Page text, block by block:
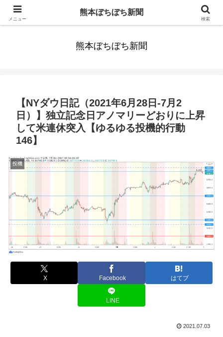
みんなまだ気づかずすごしていたんだわ。ずっといっしょに歩いてゆけるっ
熊本ぼちぼち新聞
【NYダウ日記（2021年6月28日-7月2
日）】独立記念日アノマリーどおりに上昇
して米連休突入【ゆるゆる投機的行動
146】
投機
X Facebook はてブ
LINE
2021.07.03
メニュー
熊本ぼちぼち新聞
検索